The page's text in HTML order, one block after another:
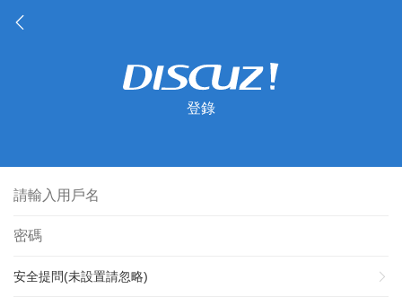
登錄
安全提問(未設置請忽略)